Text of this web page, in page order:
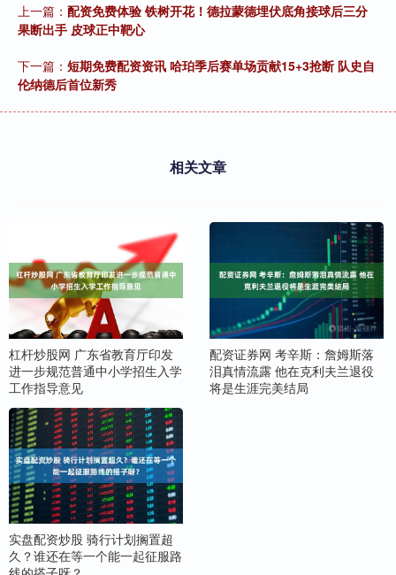
上一篇： 配资免费体验 铁树开花！德拉蒙德埋伏底角接球后三分
果断出手 皮球正中靶心
下一篇： 短期免费配资资讯 哈珀季后赛单场贡献15+3抢断 队史自
伦纳德后首位新秀
相关文章
杠杆炒股网 广东省教育厅印发
进一步规范普通中小学招生入学
工作指导意见
配资证券网 考辛斯：詹姆斯落
泪真情流露 他在克利夫兰退役
将是生涯完美结局
实盘配资炒股 骑行计划搁置超
久？谁还在等一个能一起征服路